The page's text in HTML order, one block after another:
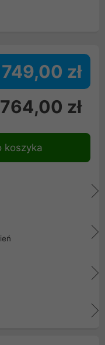
749,00 zł
764,00 zł
koszyka